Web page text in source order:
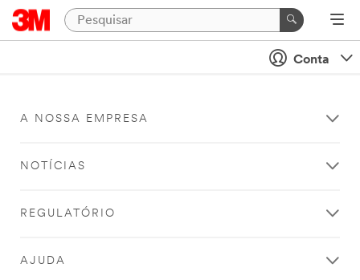
Conta
A NOSSA EMPRESA
NOTÍCIAS
REGULATÓRIO
AJUDA